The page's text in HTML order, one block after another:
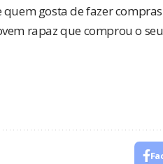
gosta de fazer
rapazque comprou o